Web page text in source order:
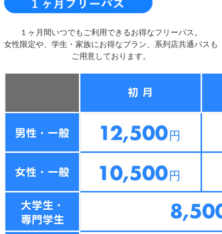
１ヶ月間いつでもご利用できるお得なフリーパス。
女性限定や、学生・家族にお得なプラン、系列店共通パスも
ご用意しております。